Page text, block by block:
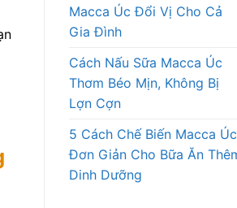
Macca Úc Đổi Vị Cho Cả
Gia Đình
Cách Nấu Sữa Macca Úc
Thơm Béo Mịn, Không Bị
Lợn Cợn
5 Cách Chế Biến Macca Úc
Đơn Giản Cho Bữa Ăn
Dinh Dưỡng